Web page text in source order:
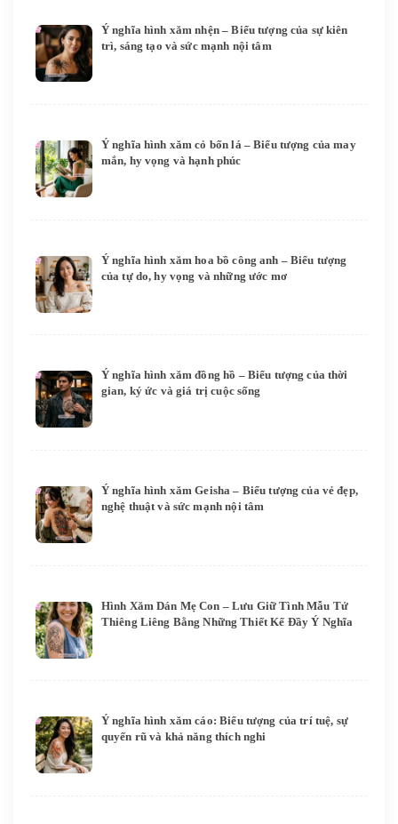
Ý nghĩa hình xăm nhện – Biểu tượng của sự kiên
trì, sáng tạo và sức mạnh nội tâm
Ý nghĩa hình xăm cỏ bốn lá – Biểu tượng của may
mắn, hy vọng và hạnh phúc
Ý nghĩa hình xăm hoa bồ công anh – Biểu tượng
của tự do, hy vọng và những ước mơ
Ý nghĩa hình xăm đồng hồ – Biểu tượng của thời
gian, ký ức và giá trị cuộc sống
Ý nghĩa hình xăm Geisha – Biểu tượng của vẻ đẹp,
nghệ thuật và sức mạnh nội tâm
Hình Xăm Dán Mẹ Con – Lưu Giữ Tình Mẫu Tử
Thiêng Liêng Bằng Những Thiết Kế Đầy Ý Nghĩa
Ý nghĩa hình xăm cáo: Biểu tượng của trí tuệ, sự
quyến rũ và khả năng thích nghi